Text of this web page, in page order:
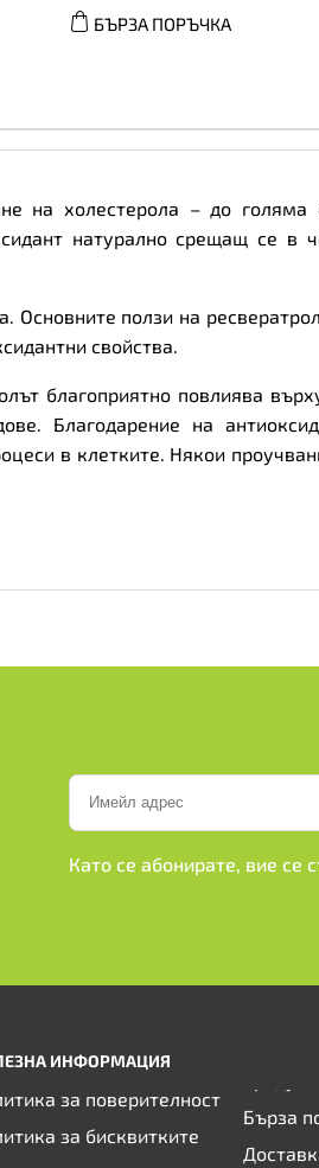
Антиоксидант,
БЪРЗА ПОРЪЧКА
на холестерола – до
натурално срещащ се в
ползи на
свойства.
благоприятно повлиява
Благодарение на
в клетките. Някои
Като се абонирате, вие се
ИНФОРМАЦИЯ
за поверителност
за бисквитките
Бърза